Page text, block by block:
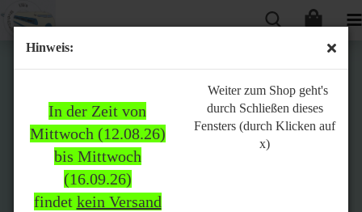
Hinweis:
In der Zeit von
Mittwoch (12.08.26)
bis Mittwoch
(16.09.26)
findet kein Versand
Weiter zum Shop geht's
durch Schließen dieses
Fensters (durch Klicken auf
x)
Bitte
beachten:
In der Zeit von Mittwoch
(12.08.26) bis Mittwoch